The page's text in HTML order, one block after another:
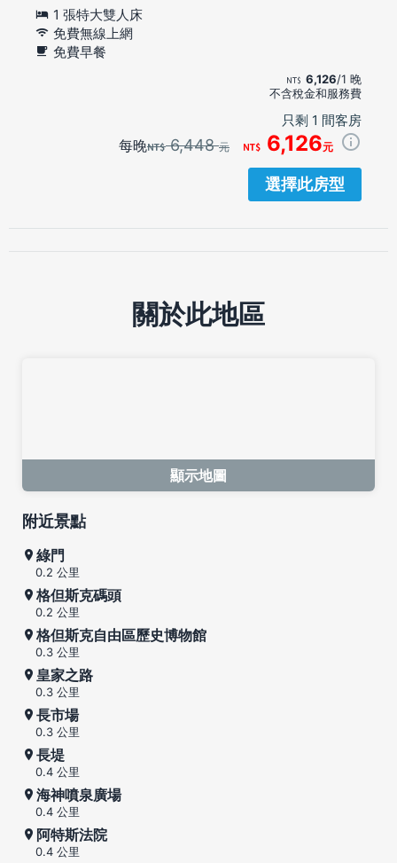
1 張特大雙人床
免費無線上網
免費早餐
6,126/1 晚
不含稅金和服務費
只剩 1 間客房
每晚 6,448元 6,126元
選擇此房型
關於此地區
顯示地圖
附近景點
綠門
0.2 公里
格但斯克碼頭
0.2 公里
格但斯克自由區歷史博物館
0.3 公里
皇家之路
0.3 公里
長市場
0.3 公里
長堤
0.4 公里
海神噴泉廣場
0.4 公里
阿特斯法院
0.4 公里